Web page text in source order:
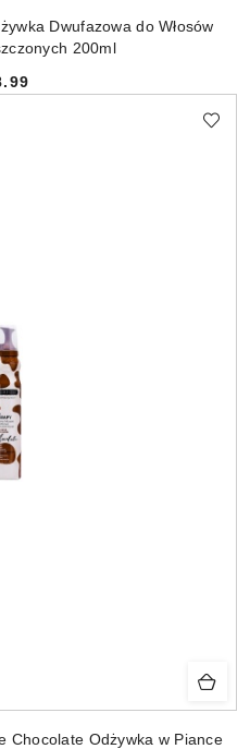
Dwufazowa do Włosów
200ml
Cena:
Chocolate Odżywka w Piance